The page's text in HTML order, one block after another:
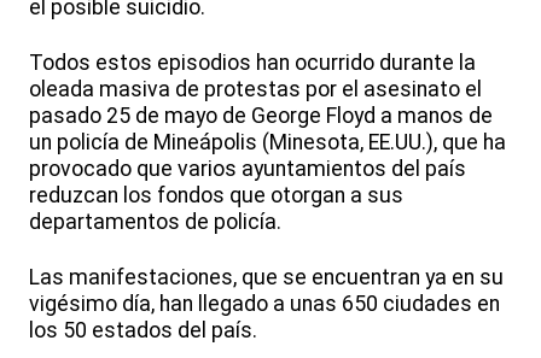
el posible suicidio.
Todos estos episodios han ocurrido durante la
oleada masiva de protestas por el asesinato el
pasado 25 de mayo de George Floyd a manos de
un policía de Mineápolis (Minesota, EE.UU.), que ha
provocado que varios ayuntamientos del país
reduzcan los fondos que otorgan a sus
departamentos de policía.
Las manifestaciones, que se encuentran ya en su
vigésimo día, han llegado a unas 650 ciudades en
los 50 estados del país.